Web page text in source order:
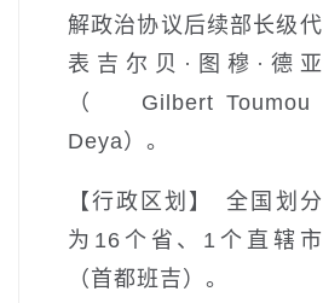
解政治协议后续部长级代
表吉尔贝·图穆·德亚
（Gilbert Toumou
Deya）。
【行政区划】 全国划分
为16个省、1个直辖市
（首都班吉）。